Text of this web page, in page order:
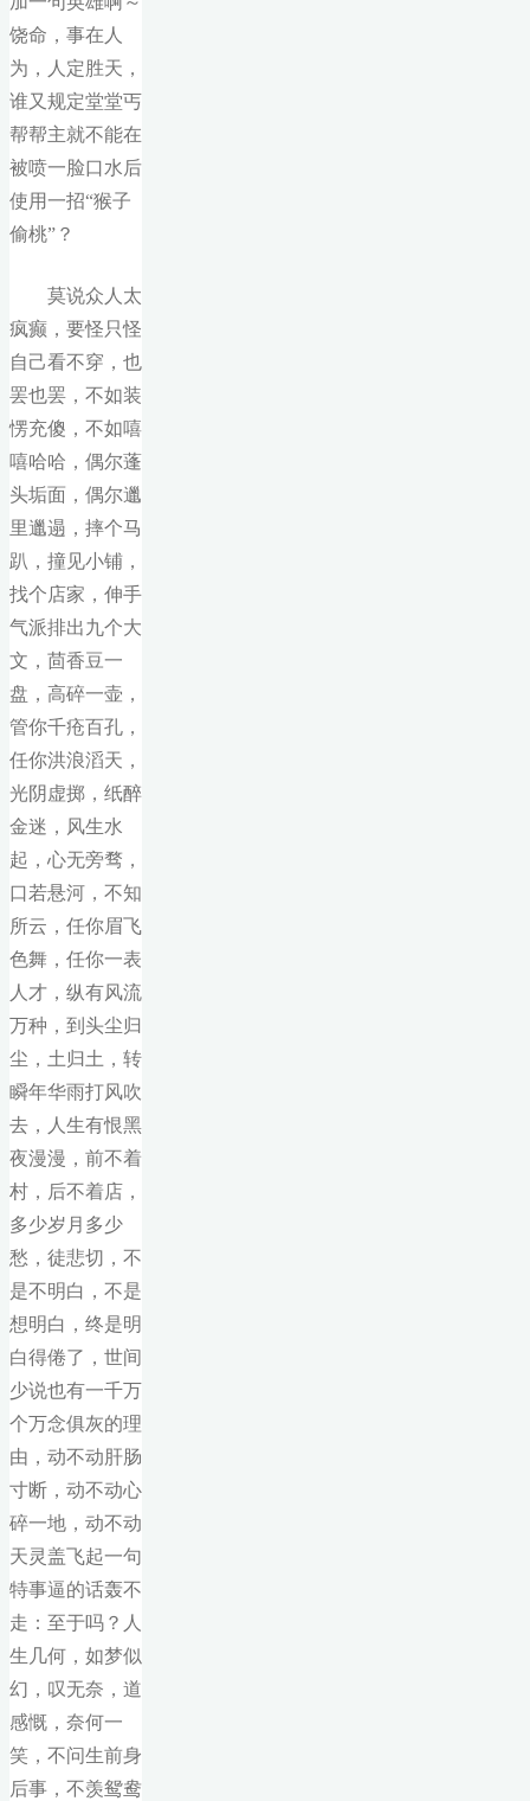
饶命，事在人
为，人定胜天，
谁又规定堂堂丐
帮帮主就不能在
被喷一脸口水后
使用一招“猴子
偷桃”？
莫说众人太
疯癫，要怪只怪
自己看不穿，也
罢也罢，不如装
愣充傻，不如嘻
嘻哈哈，偶尔蓬
头垢面，偶尔邋
里邋遢，摔个马
趴，撞见小铺，
找个店家，伸手
气派排出九个大
文，茴香豆一
盘，高碎一壶，
管你千疮百孔，
任你洪浪滔天，
光阴虚掷，纸醉
金迷，风生水
起，心无旁骛，
口若悬河，不知
所云，任你眉飞
色舞，任你一表
人才，纵有风流
万种，到头尘归
尘，土归土，转
瞬年华雨打风吹
去，人生有恨黑
夜漫漫，前不着
村，后不着店，
多少岁月多少
愁，徒悲切，不
是不明白，不是
想明白，终是明
白得倦了，世间
少说也有一千万
个万念俱灰的理
由，动不动肝肠
寸断，动不动心
碎一地，动不动
天灵盖飞起一句
特事逼的话轰不
走：至于吗？人
生几何，如梦似
幻，叹无奈，道
感慨，奈何一
笑，不问生前身
后事，不羡鸳鸯